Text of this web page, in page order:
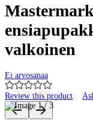
valkoinen
Ei arvosanaa
Review this product